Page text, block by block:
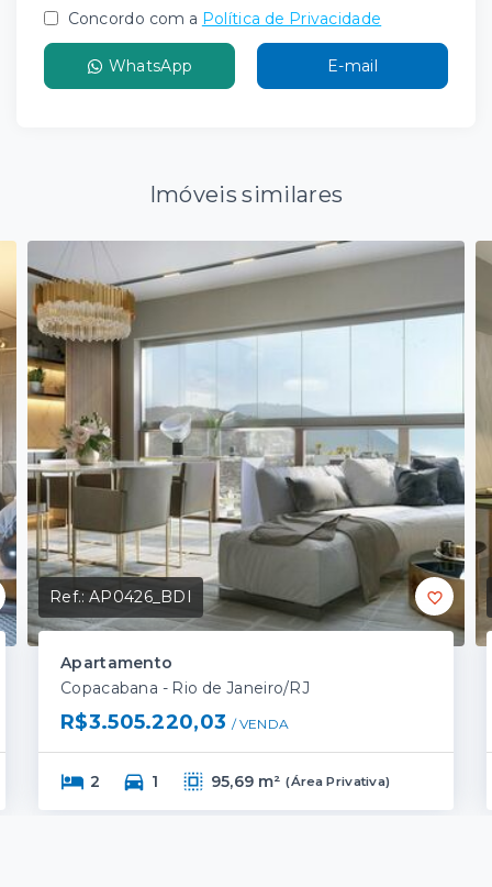
Concordo com a Política de Privacidade
WhatsApp E-mail
Imóveis similares
Ref.:AP0426_BDI
Apartamento
Copacabana - Rio de Janeiro/RJ
R$3.505.220,03 / VENDA
2 1 95,69 m² (Área Privativa)